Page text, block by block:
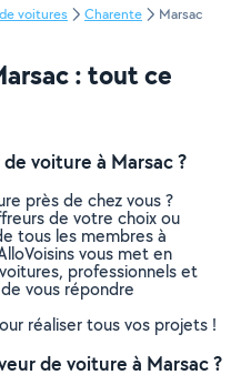
voitures Charente Marsac
: tout ce
voiture à Marsac ?
près de chez vous ?
de votre choix ou
tous les membres à
vous met en
professionnels et
vous répondre
réaliser tous vos projets !
de voiture à Marsac ?